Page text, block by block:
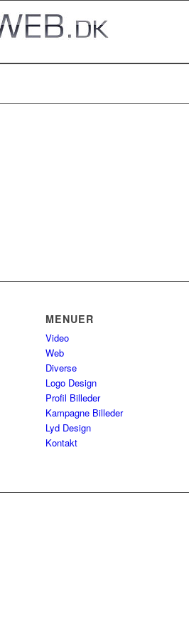
MENUER
Video
Web
Diverse
Logo Design
Profil Billeder
Kampagne Billeder
Lyd Design
Kontakt